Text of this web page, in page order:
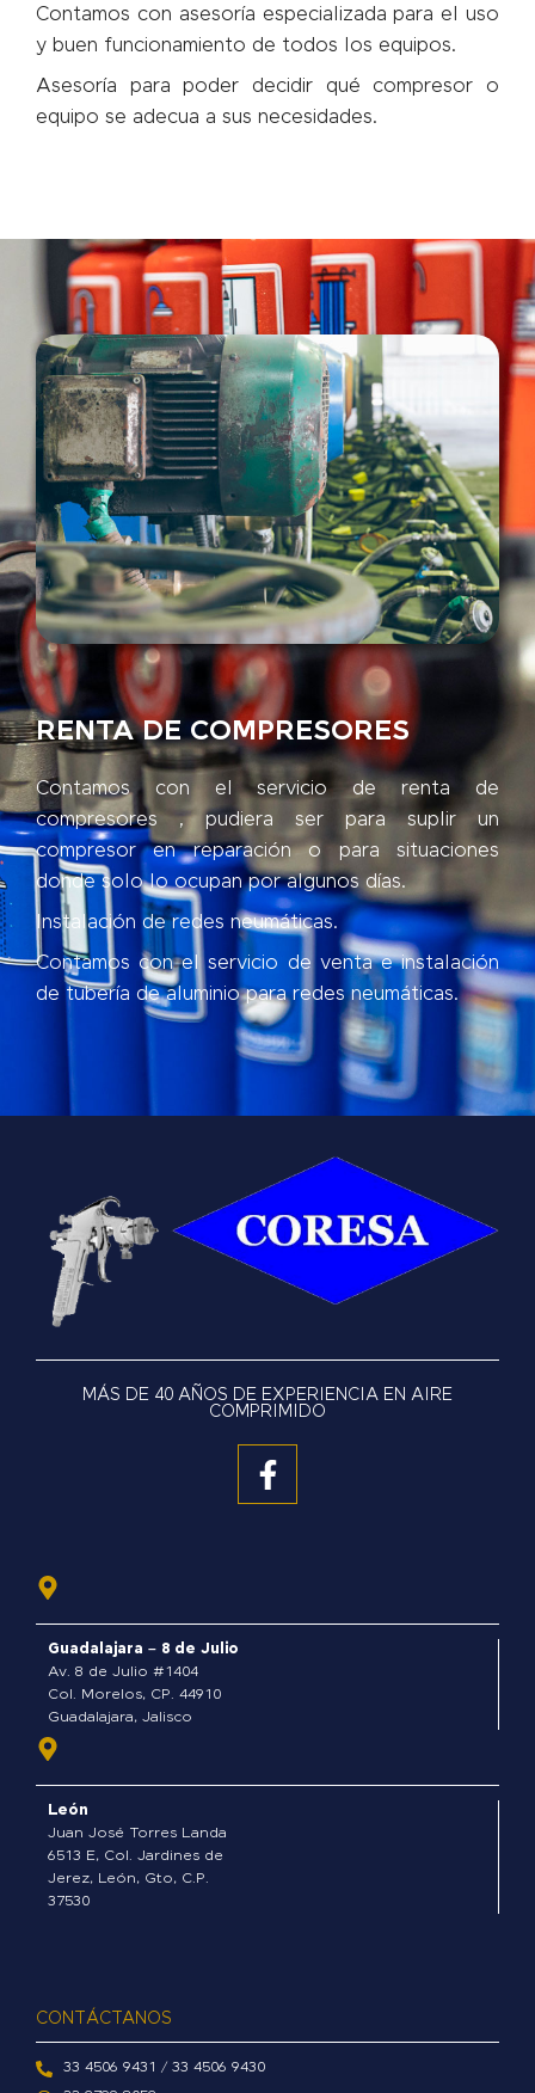
Contamos con asesoría especializada para el uso
y buen funcionamiento de todos los equipos.
Asesoría para poder decidir qué compresor o
equipo se adecua a sus necesidades.
RENTA DE COMPRESORES
Contamos con el servicio de renta de
compresores , pudiera ser para suplir un
compresor en reparación o para situaciones
donde solo lo ocupan por algunos días.
Instalación de redes neumáticas.
Contamos con el servicio de venta e instalación
de tubería de aluminio para redes neumáticas.
MÁS DE 40 AÑOS DE EXPERIENCIA EN AIRE
COMPRIMIDO
F
a
Guadalajara – 8 de Julio
Av. 8 de Julio #1404
Col. Morelos, CP. 44910
Guadalajara, Jalisco
León
Juan José Torres Landa
6513 E, Col. Jardines de
Jerez, León, Gto, C.P.
37530
CONTÁCTANOS
33 4506 9431 / 33 4506 9430